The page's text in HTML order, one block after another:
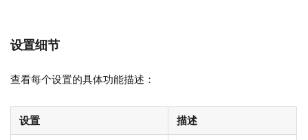
设置细节
查看每个设置的具体功能描述：
设置 描述